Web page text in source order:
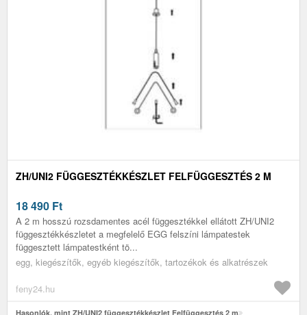
ZH/UNI2 FÜGGESZTÉKKÉSZLET FELFÜGGESZTÉS 2 M
18 490 Ft
A 2 m hosszú rozsdamentes acél függesztékkel ellátott ZH/UNI2
függesztékkészletet a megfelelő EGG felszíni lámpatestek
függesztett lámpatestként tö...
egg, kiegészítők, egyéb kiegészítők, tartozékok és alkatrészek
feny24.hu
Hasonlók, mint ZH/UNI2 függesztékkészlet Felfüggesztés 2 m